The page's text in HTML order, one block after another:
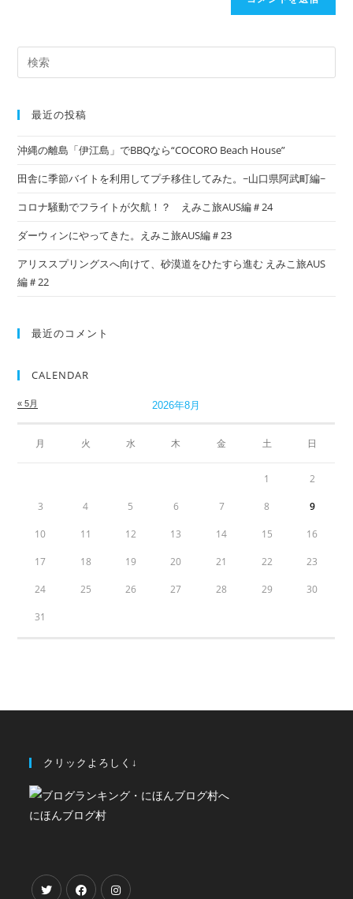
最近の投稿
沖縄の離島「伊江島」でBBQなら“COCORO Beach House”
田舎に季節バイトを利用してプチ移住してみた。~山口県阿武町編~
コロナ騒動でフライトが欠航！？ えみこ旅AUS編＃24
ダーウィンにやってきた。えみこ旅AUS編＃23
アリススプリングスへ向けて、砂漠道をひたすら進む えみこ旅AUS
編＃22
最近のコメント
CALENDAR
2026年8月
月 火 水 木 金 土 日
« 5月
1 2
3 4 5 6 7 8 9
10 11 12 13 14 15 16
17 18 19 20 21 22 23
24 25 26 27 28 29 30
31
クリックよろしく↓
にほんブログ村